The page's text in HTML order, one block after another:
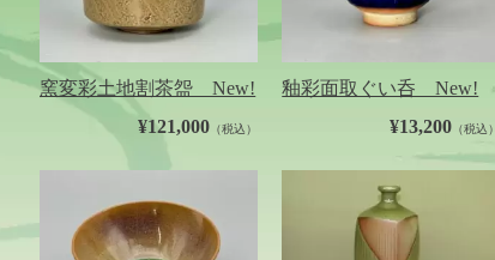
窯変彩土地割茶盌 New!
¥121,000（税込）
釉彩面取ぐい呑 New!
¥13,200（税込）